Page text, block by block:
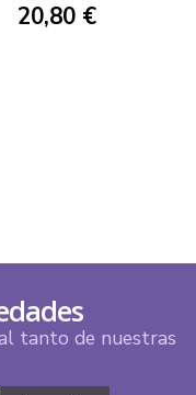
20,80 €
tanto de nuestras